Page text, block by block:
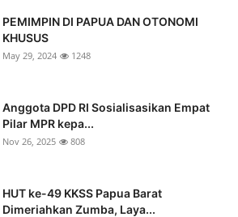
PEMIMPIN DI PAPUA DAN OTONOMI
KHUSUS
May 29, 2024 1248
Anggota DPD RI Sosialisasikan Empat
Pilar MPR kepa...
Nov 26, 2025 808
HUT ke-49 KKSS Papua Barat
Dimeriahkan Zumba, Laya...